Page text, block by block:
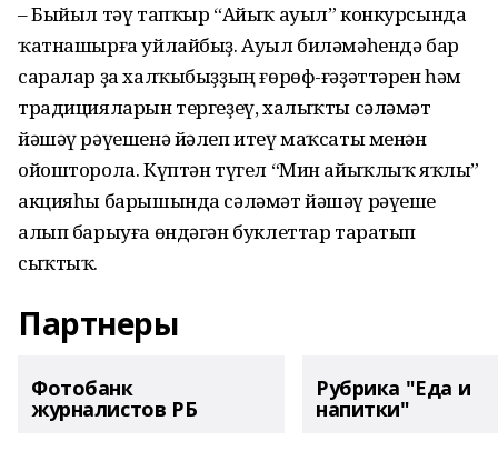
– Быйыл тәү тапҡыр “Айыҡ ауыл” конкурсында
ҡатнашырға уйлайбыҙ. Ауыл биләмәһендә бар
саралар ҙа халҡыбыҙҙың ғөрөф-ғәҙәттәрен һәм
традицияларын тергеҙеү, халыҡты сәләмәт
йәшәү рәүешенә йәлеп итеү маҡсаты менән
ойошторола. Күптән түгел “Мин айыҡлыҡ яҡлы”
акцияһы барышында сәләмәт йәшәү рәүеше
алып барыуға өндәгән буклеттар таратып
сыҡтыҡ.
Партнеры
Фотобанк
журналистов РБ
Рубрика "Еда и
напитки"